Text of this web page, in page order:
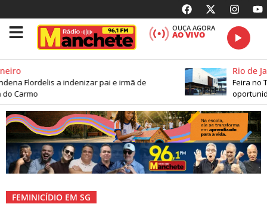
OUÇA AGORA
AO VIVO
Flordelis a indenizar pai e irmã de
Carmo
Rio de
Feira no
FEMINICÍDIO EM SG